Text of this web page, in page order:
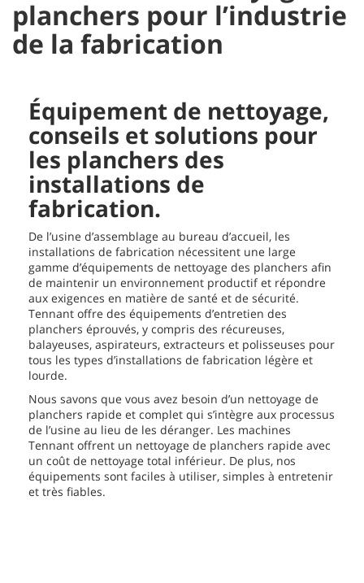
planchers pour l’industrie
de la fabrication
Équipement de nettoyage,
conseils et solutions pour
les planchers des
installations de
fabrication.
De l’usine d’assemblage au bureau d’accueil, les
installations de fabrication nécessitent une large
gamme d’équipements de nettoyage des planchers afin
de maintenir un environnement productif et répondre
aux exigences en matière de santé et de sécurité.
Tennant offre des équipements d’entretien des
planchers éprouvés, y compris des récureuses,
balayeuses, aspirateurs, extracteurs et polisseuses pour
tous les types d’installations de fabrication légère et
lourde.
Nous savons que vous avez besoin d’un nettoyage de
planchers rapide et complet qui s’intègre aux processus
de l’usine au lieu de les déranger. Les machines
Tennant offrent un nettoyage de planchers rapide avec
un coût de nettoyage total inférieur. De plus, nos
équipements sont faciles à utiliser, simples à entretenir
et très fiables.